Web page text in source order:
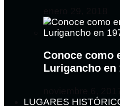
Conoce como
Lurigancho en
LUGARES